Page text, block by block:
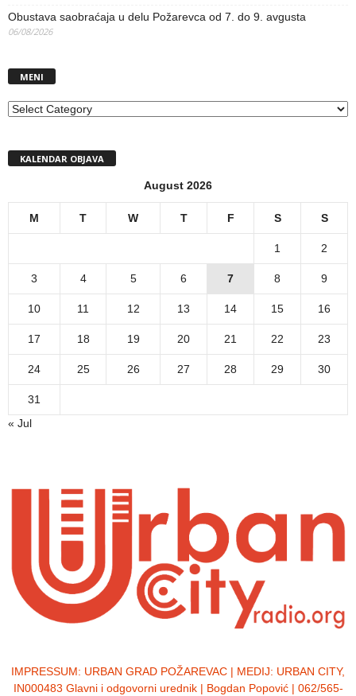
Obustava saobraćaja u delu Požarevca od 7. do 9. avgusta
06/08/2026
MENI
MENI
KALENDAR OBJAVA
August 2026
M T W T F S S
1 2
3 4 5 6 7 8 9
10 11 12 13 14 15 16
17 18 19 20 21 22 23
24 25 26 27 28 29 30
31
« Jul
IMPRESSUM: URBAN GRAD POŽAREVAC | MEDIJ: URBAN CITY,
IN000483 Glavni i odgovorni urednik | Bogdan Popović | 062/565-